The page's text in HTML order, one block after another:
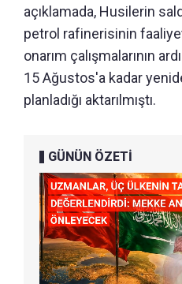
açıklamada, Husilerin
petrol rafinerisinin
onarım çalışmalarının
15 Ağustos'a kadar
planladığı aktarılmıştı.
GÜNÜN ÖZETİ